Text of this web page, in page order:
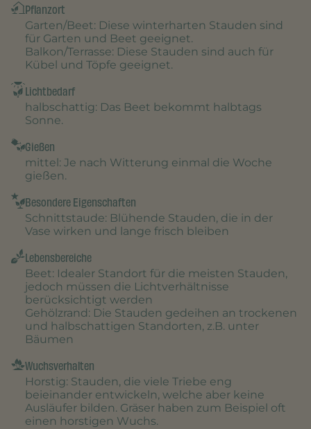
Pflanzort
Garten/Beet: Diese winterharten Stauden sind
für Garten und Beet geeignet.
Balkon/Terrasse: Diese Stauden sind auch für
Kübel und Töpfe geeignet.
Lichtbedarf
halbschattig: Das Beet bekommt halbtags
Sonne.
Gießen
mittel : Je nach Witterung einmal die Woche
gießen.
Besondere Eigenschaften
Schnittstaude: Blühende Stauden, die in der
Vase wirken und lange frisch bleiben
Lebensbereiche
Beet: Idealer Standort für die meisten Stauden,
jedoch müssen die Lichtverhältnisse
berücksichtigt werden
Gehölzrand : Die Stauden gedeihen an trockenen
und halbschattigen Standorten, z.B. unter
Bäumen
Wuchsverhalten
Horstig: Stauden, die viele Triebe eng
beieinander entwickeln, welche aber keine
Ausläufer bilden. Gräser haben zum Beispiel oft
einen horstigen Wuchs.